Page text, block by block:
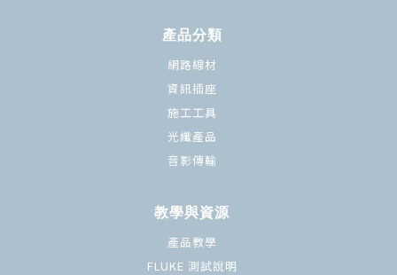
產品分類
網路線材
資訊插座
施工工具
光纖產品
音影傳輸
教學與資源
產品教學
FLUKE 測試說明